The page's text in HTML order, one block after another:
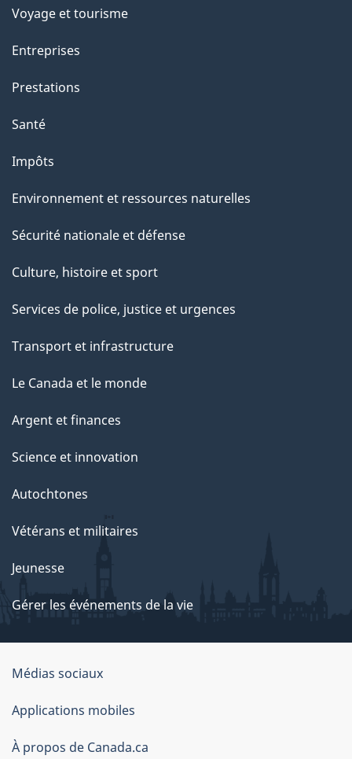
Voyage et tourisme
Entreprises
Prestations
Santé
Impôts
Environnement et ressources naturelles
Sécurité nationale et défense
Culture, histoire et sport
Services de police, justice et urgences
Transport et infrastructure
Le Canada et le monde
Argent et finances
Science et innovation
Autochtones
Vétérans et militaires
Jeunesse
Gérer les événements de la vie
Organisation
du
gouvernement
du
Médias sociaux
Applications mobiles
À propos de Canada.ca